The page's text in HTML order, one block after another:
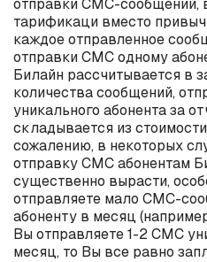
отправки СМС-сообщений,
тарификаци вместо
каждое отправленное
отправки СМС одному
Билайн рассчитывается в
количества сообщений,
уникального абонента за
складывается из
сожалению, в некоторых
отправку СМС абонентам
существенно вырасти,
отправляете мало СМС-
абоненту в месяц
Вы отправляете 1-2 СМС
месяц, то Вы все равно